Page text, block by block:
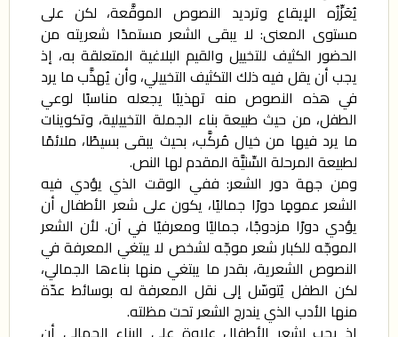
يُعَزِّزُه الإيقاع وترديد النصوص الموقَّعة، لكن على
مستوى المعنى: لا يبقى الشعر مستمدًا شعريته من
الحضور الكثيف للتخييل والقيم البلاغية المتعلقة به، إذ
يجب أن يقل فيه ذلك التكثيف التخييلي، وأن يُهذَّب ما يرد
في هذه النصوص منه تهذيبًا يجعله مناسبًا لوعي
الطفل، من حيث طبيعة بناء الجملة التخييلية، وتكوينات
ما يرد فيها من خيال مُركَّب، بحيث يبقى بسيطًا، ملائمًا
لطبيعة المرحلة السِّنيَّة المقدم لها النص.
ومن جهة دور الشعر: ففي الوقت الذي يؤدي فيه
الشعر عمومٍا دورًا جماليًا، يكون على شعر الأطفال أن
يؤدي دورًا مزدوجًا، جماليًا ومعرفيًا في آن. لأن الشعر
الموجّه للكبار شعر موجّه لشخص لا يبتغي المعرفة في
النصوص الشعرية، بقدر ما يبتغي منها بناءها الجمالي،
لكن الطفل يُتوسّل إلى نقل المعرفة له بوسائط عدّة
منها الأدب الذي يندرج الشعر تحت مظلته.